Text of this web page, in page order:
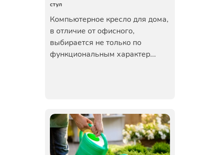
стул
Компьютерное кресло для дома,
в отличие от офисного,
выбирается не только по
функциональным характер...